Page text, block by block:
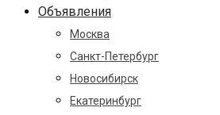
Объявления
Москва
Санкт-Петербург
Новосибирск
Екатеринбург